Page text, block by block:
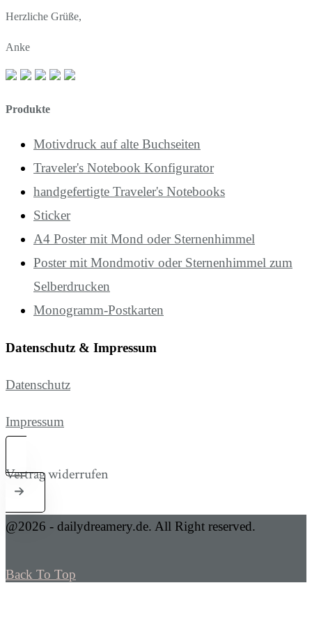
Herzliche Grüße,
Anke
Produkte
Motivdruck auf alte Buchseiten
Traveler's Notebook Konfigurator
handgefertigte Traveler's Notebooks
Sticker
A4 Poster mit Mond oder Sternenhimmel
Poster mit Mondmotiv oder Sternenhimmel zum
Selberdrucken
Monogramm-Postkarten
Datenschutz & Impressum
Datenschutz
Impressum
Vertrag widerrufen
@2026 - dailydreamery.de. All Right reserved.
Back To Top